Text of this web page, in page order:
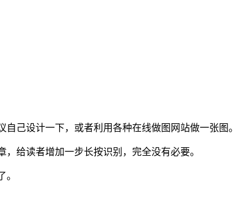
己设计一下，或者利用各种在线做图网站做一张图。
给读者增加一步长按识别，完全没有必要。